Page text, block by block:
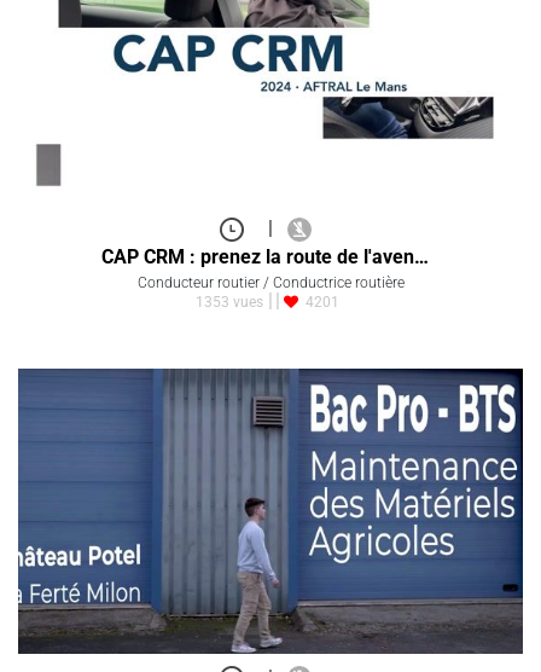
CAP CRM : prenez la route de l'aven…
Conducteur routier / Conductrice routière
1353 vues
4201